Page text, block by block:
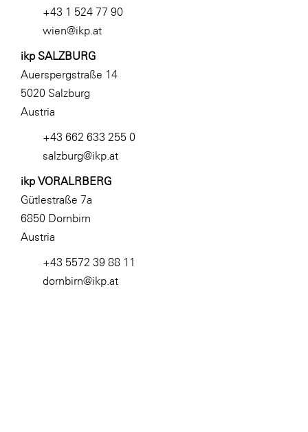
+43 1 524 77 90
wien@ikp.at
ikp SALZBURG
Auerspergstraße 14
5020 Salzburg
Austria
+43 662 633 255 0
salzburg@ikp.at
ikp VORALRBERG
Gütlestraße 7a
6850 Dornbirn
Austria
+43 5572 39 88 11
dornbirn@ikp.at